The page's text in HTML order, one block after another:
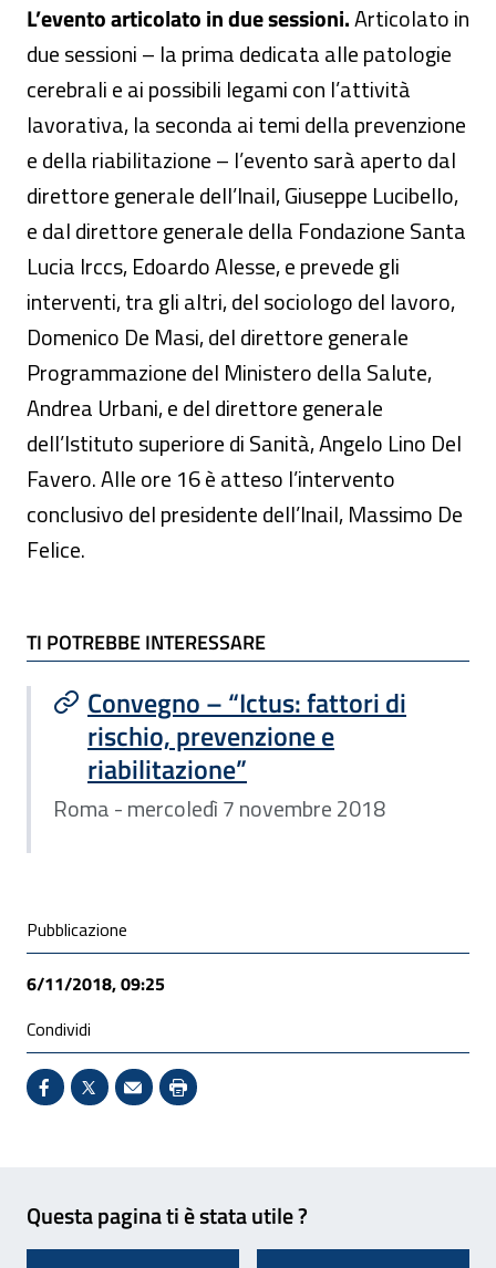
L’evento articolato in due sessioni.Articolato in
due sessioni – la prima dedicata alle patologie
cerebrali e ai possibili legami con l’attività
lavorativa, la seconda ai temi della prevenzione
e della riabilitazione – l’evento sarà aperto dal
direttore generale dell’Inail, Giuseppe Lucibello,
e dal direttore generale della Fondazione Santa
Lucia Irccs, Edoardo Alesse, e prevede gli
interventi, tra gli altri, del sociologo del lavoro,
Domenico De Masi, del direttore generale
Programmazione del Ministero della Salute,
Andrea Urbani, e del direttore generale
dell’Istituto superiore di Sanità, Angelo Lino Del
Favero. Alle ore 16 è atteso l’intervento
conclusivo del presidente dell’Inail, Massimo De
Felice.
TI POTREBBE INTERESSARE
TI POTREBBE INTERESSARE
Convegno – “Ictus: fattori di
rischio, prevenzione e
riabilitazione”
Roma - mercoledì 7 novembre 2018
Condivisione social
Pubblicazione
6/11/2018, 09:25
Condividi
Condividi su Facebook - Sito esterno - Apertura in
X - Sito esterno - Apertura in nuova finestra
Invio Mail: apre il programma di posta
Stampa pagina: scelta meno
Questa pagina ti è stata utile ?